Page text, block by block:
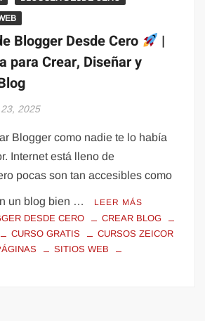
Blogger Desde Cero
|
para Crear, Diseñar y
2025
Blogger como nadie te lo había
Internet está lleno de
pocas son tan accesibles como
un blog bien … LEER MÁS
DESDE CERO
CREAR BLOG
CURSO GRATIS
CURSOS ZEICOR
SITIOS WEB